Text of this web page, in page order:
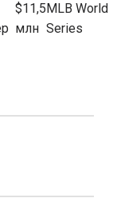
$11,5
млн
MLB World
Series